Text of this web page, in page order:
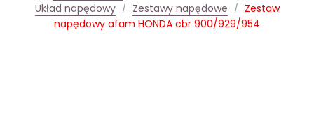
Układ napędowy
Zestawy napędowe
Zestaw
napędowy afam HONDA cbr 900/929/954